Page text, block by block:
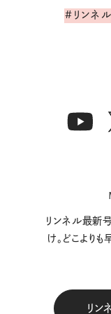
#リンネ
リンネル最新
け。どこより
リ